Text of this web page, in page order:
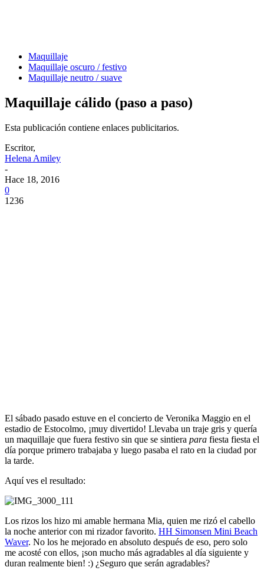
Maquillaje
Maquillaje oscuro / festivo
Maquillaje neutro / suave
Maquillaje cálido (paso a paso)
Esta publicación contiene enlaces publicitarios.
Escritor,
Helena Amiley
-
Hace 18, 2016
0
1236
El sábado pasado estuve en el concierto de Veronika Maggio en el
estadio de Estocolmo, ¡muy divertido! Llevaba un traje gris y quería
un maquillaje que fuera festivo sin que se sintiera para fiesta fiesta el
día porque primero trabajaba y luego pasaba el rato en la ciudad por
la tarde.
Aquí ves el resultado:
Los rizos los hizo mi amable hermana Mia, quien me rizó el cabello
la noche anterior con mi rizador favorito. HH Simonsen Mini Beach
Waver. No los he mejorado en absoluto después de eso, pero solo
me acosté con ellos, ¡son mucho más agradables al día siguiente y
duran realmente bien! :) ¿Seguro que serán agradables?